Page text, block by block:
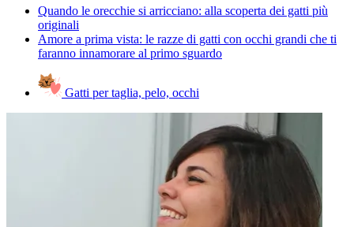
Quando le orecchie si arricciano: alla scoperta dei gatti più
originali
Amore a prima vista: le razze di gatti con occhi grandi che ti
faranno innamorare al primo sguardo
Gatti per taglia, pelo, occhi